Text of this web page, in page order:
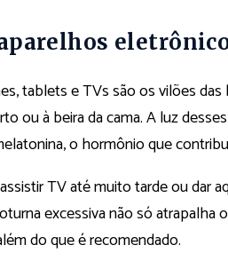
tablets e TVs são os vilões
ou à beira da cama. A luz
o hormônio que
TV até muito tarde ou dar
excessiva não só
do que é recomendado.